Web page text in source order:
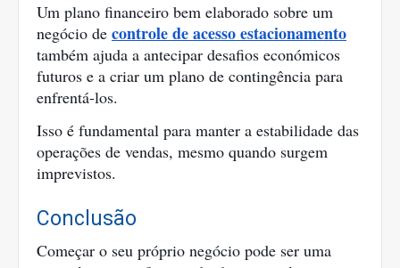
Um plano financeiro bem elaborado sobre um
negócio de controle de acesso estacionamento
também ajuda a antecipar desafios económicos
futuros e a criar um plano de contingência para
enfrentá-los.
Isso é fundamental para manter a estabilidade das
operações de vendas, mesmo quando surgem
imprevistos.
Conclusão
Começar o seu próprio negócio pode ser uma